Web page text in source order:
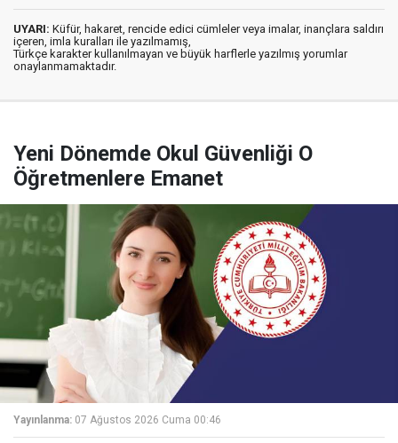
UYARI: Küfür, hakaret, rencide edici cümleler veya imalar, inançlara saldırı
içeren, imla kuralları ile yazılmamış,
Türkçe karakter kullanılmayan ve büyük harflerle yazılmış yorumlar
onaylanmamaktadır.
Yeni Dönemde Okul Güvenliği O
Öğretmenlere Emanet
Yayınlanma: 07 Ağustos 2026 Cuma 00:46